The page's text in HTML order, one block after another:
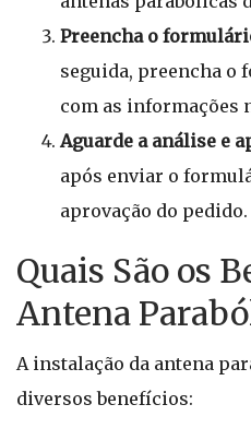
Preencha o
seguida, preencha o
com as informações
Aguarde a análise e
após enviar o
aprovação do pedido.
Quais São os
Antena
A instalação da antena
diversos benefícios: